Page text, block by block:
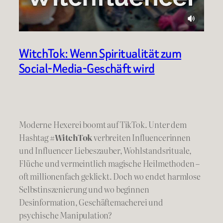
WitchTok: Wenn Spiritualität zum
Social-Media-Geschäft wird
Moderne Hexerei boomt auf TikTok. Unter dem
Hashtag#WitchTokverbreiten Influencerinnen
und Influencer Liebeszauber, Wohlstandsrituale,
Flüche und vermeintlich magische Heilmethoden –
oft millionenfach geklickt. Doch wo endet harmlose
Selbstinszenierung und wo beginnen
Desinformation, Geschäftemacherei und
psychische Manipulation?